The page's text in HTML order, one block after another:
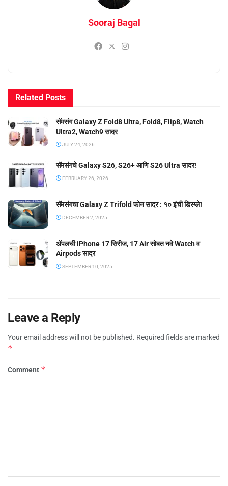
Sooraj Bagal
Related Posts
सॅमसंग Galaxy Z Fold8 Ultra, Fold8, Flip8, Watch
Ultra2, Watch9 सादर
JULY 24, 2026
सॅमसंगचे Galaxy S26, S26+ आणि S26 Ultra सादर!
FEBRUARY 26, 2026
सॅमसंगचा Galaxy Z Trifold फोन सादर : १० इंची डिस्प्ले!
DECEMBER 2, 2025
ॲपलची iPhone 17 सिरीज, 17 Air सोबत नवे Watch व
Airpods सादर
SEPTEMBER 10, 2025
Leave a Reply
Your email address will not be published. Required fields are marked
*
Comment *